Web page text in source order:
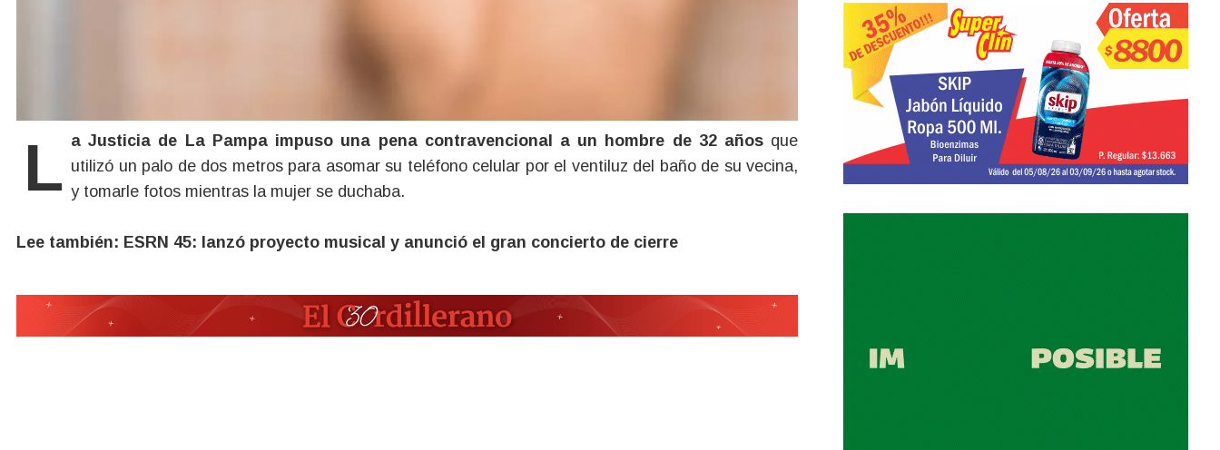
La Justicia de La Pampa impuso una pena contravencional a un hombre de 32 años que
utilizó un palo de dos metros para asomar su teléfono celular por el ventiluz del baño de su vecina,
y tomarle fotos mientras la mujer se duchaba.
Lee también: ESRN 45: lanzó proyecto musical y anunció el gran concierto de cierre